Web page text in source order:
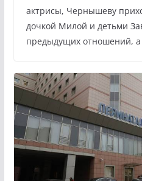
актрисы, Чернышеву
дочкой Милой и детьми
предыдущих отношений, а